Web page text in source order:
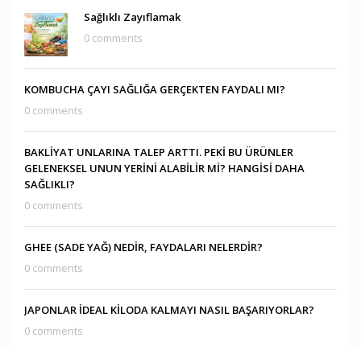
Sağlıklı Zayıflamak
0 comments
KOMBUCHA ÇAYI SAĞLIĞA GERÇEKTEN FAYDALI MI?
0 comments
BAKLİYAT UNLARINA TALEP ARTTI. PEKİ BU ÜRÜNLER
GELENEKSEL UNUN YERİNİ ALABİLİR Mİ? HANGİSİ DAHA
SAĞLIKLI?
0 comments
GHEE (SADE YAĞ) NEDİR, FAYDALARI NELERDİR?
0 comments
JAPONLAR İDEAL KİLODA KALMAYI NASIL BAŞARIYORLAR?
0 comments